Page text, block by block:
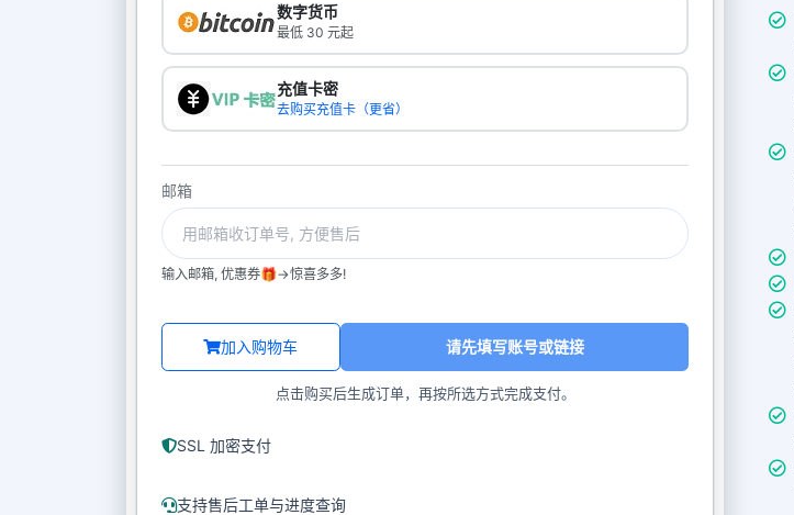
数字货币
最低 30 元起
充值卡密
去购买充值卡（更省）
邮箱
输入邮箱, 优惠券🎁->惊喜多多!
加入购物车 请先填写账号或链接
点击购买后生成订单，再按所选方式完成支付。
SSL 加密支付
支持售后工单与进度查询